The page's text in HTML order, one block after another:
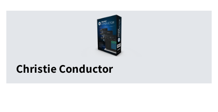
Christie Conductor